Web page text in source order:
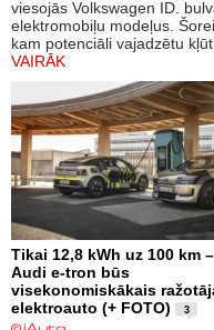
viesojās Volkswagen ID.
elektromobiļu modeļus.
kam potenciāli vajadzētu
VAIRĀK
Tikai 12,8 kWh uz 100 km –
Audi e-tron būs
visekonomiskākais
elektroauto (+ FOTO)
3